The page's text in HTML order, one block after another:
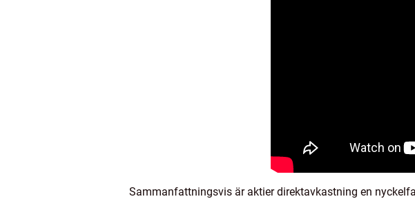
Sammanfattningsvis är aktier direktavkastning en